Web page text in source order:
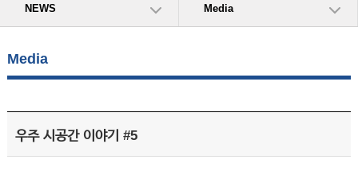
NEWS Media
Media
우주 시공간 이야기 #5